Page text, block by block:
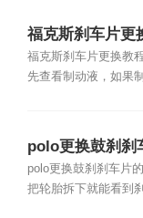
福克斯刹车片更
福克斯刹车片更换教
先查看制动液，如果
polo更换鼓刹刹
polo更换鼓刹刹车片
把轮胎拆下就能看到